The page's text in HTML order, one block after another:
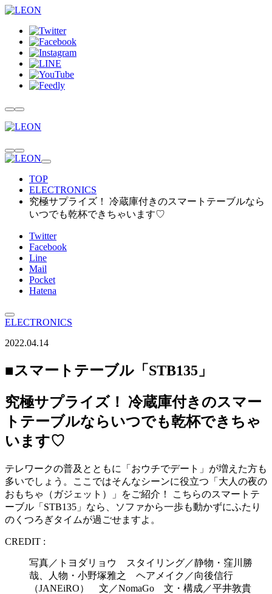
TOP
ELECTRONICS
究極サプライズ！ 冷蔵庫付きのスマートテーブルなら
いつでも乾杯できちゃいます♡
Twitter
Facebook
Line
Mail
Pocket
Hatena
ELECTRONICS
2022.04.14
■スマートテーブル「STB135」
究極サプライズ！ 冷蔵庫付きのスマー
トテーブルならいつでも乾杯できちゃ
います♡
テレワークの普及とともに「おウチでデート」が増えた方も
多いでしょう。ここではそんなシーンに役立つ「大人の夜の
おもちゃ（ガジェット）」をご紹介！ こちらのスマートテ
ーブル「STB135」なら、ソファから一歩も動かずにふたり
のくつろぎタイムが過ごせますよ。
CREDIT :
写真／トヨダリョウ スタイリング／静物・窪川勝
哉、人物・小野塚雅之 ヘアメイク／向後信行
（JANEiRO） 文／NomaGo 文・構成／平井敦貴